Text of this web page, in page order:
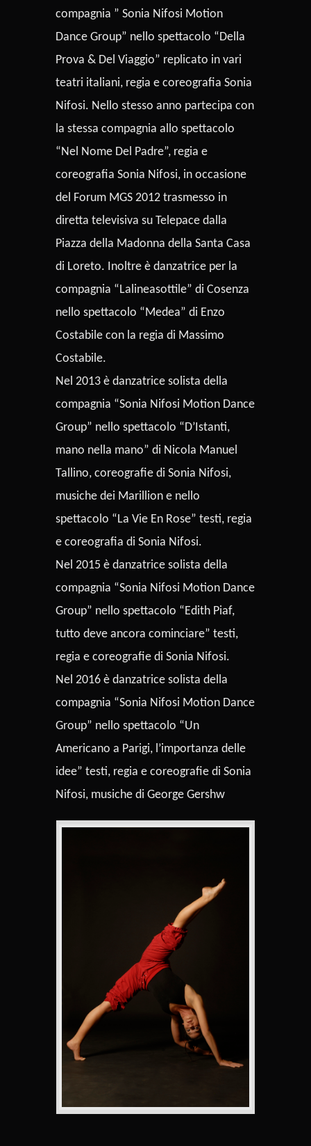
compagnia ” Sonia Nifosi Motion
Dance Group” nello spettacolo “Della
Prova & Del Viaggio” replicato in vari
teatri italiani, regia e coreografia Sonia
Nifosi. Nello stesso anno partecipa con
la stessa compagnia allo spettacolo
“Nel Nome Del Padre”, regia e
coreografia Sonia Nifosi, in occasione
del Forum MGS 2012 trasmesso in
diretta televisiva su Telepace dalla
Piazza della Madonna della Santa Casa
di Loreto. Inoltre è danzatrice per la
compagnia “Lalineasottile” di Cosenza
nello spettacolo “Medea” di Enzo
Costabile con la regia di Massimo
Costabile.
Nel 2013 è danzatrice solista della
compagnia “Sonia Nifosi Motion Dance
Group” nello spettacolo “D’Istanti,
mano nella mano” di Nicola Manuel
Tallino, coreografie di Sonia Nifosi,
musiche dei Marillion e nello
spettacolo “La Vie En Rose” testi, regia
e coreografia di Sonia Nifosi.
Nel 2015 è danzatrice solista della
compagnia “Sonia Nifosi Motion Dance
Group” nello spettacolo “Edith Piaf,
tutto deve ancora cominciare” testi,
regia e coreografie di Sonia Nifosi.
Nel 2016 è danzatrice solista della
compagnia “Sonia Nifosi Motion Dance
Group” nello spettacolo “Un
Americano a Parigi, l’importanza delle
idee” testi, regia e coreografie di Sonia
Nifosi, musiche di George Gershw